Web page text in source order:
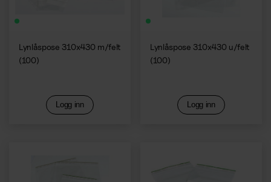
Lynlåspose 310x430 m/felt
(100)
Logg inn
Lynlåspose 310x430 u/felt
(100)
Logg inn